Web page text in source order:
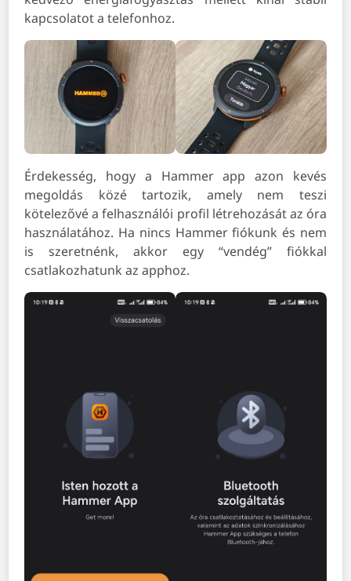
kapcsolatot a telefonhoz.
Érdekesség, hogy a Hammer app azon kevés
megoldás közé tartozik, amely nem teszi
kötelezővé a felhasználói profil létrehozását az óra
használatához. Ha nincs Hammer fiókunk és nem
is szeretnénk, akkor egy “vendég” fiókkal
csatlakozhatunk az apphoz.